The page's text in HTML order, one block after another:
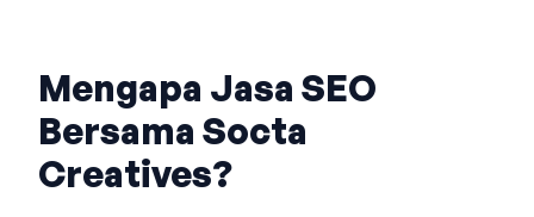
Mengapa Jasa SEO
Bersama Socta
Creatives?